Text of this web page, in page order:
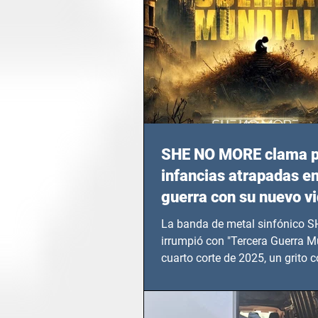
SHE NO MORE clama
infancias atrapadas
guerra con su nuevo
TERCERA GUERRA
La banda de metal sinfónico
irrumpió con "Tercera Guerra
cuarto corte de 2025, un grito
en epicentros bélicos.